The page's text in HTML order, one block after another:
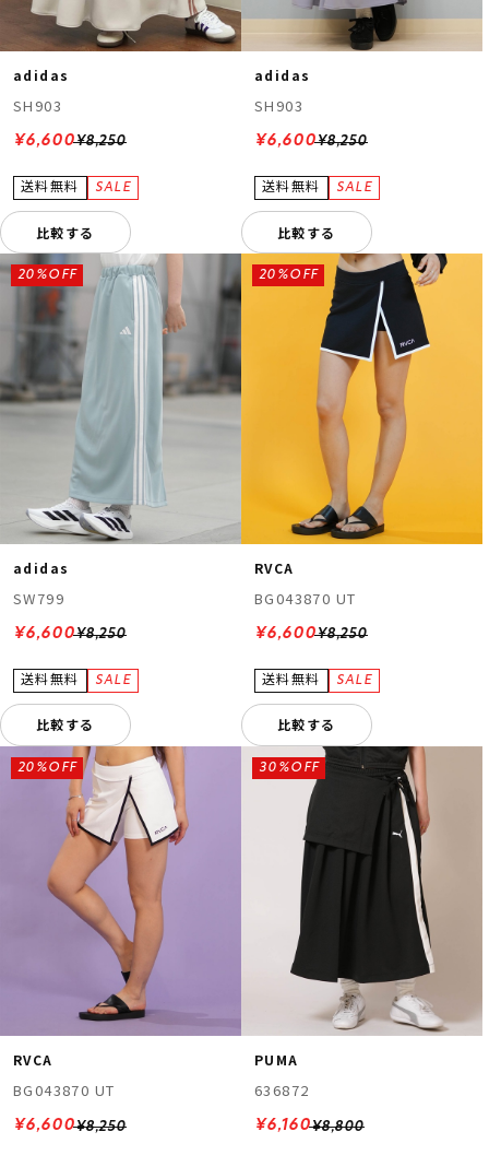
adidas
SH903
¥8,250
¥6,600
比較する
adidas
SH903
¥8,250
¥6,600
比較する
adidas
SW799
¥8,250
20%OFF
¥6,600
比較する
RVCA
BG043870 UT
¥8,250
20%OFF
¥6,600
比較する
RVCA
BG043870 UT
¥8,250
20%OFF
¥6,600
PUMA
636872
¥8,800
30%OFF
¥6,160